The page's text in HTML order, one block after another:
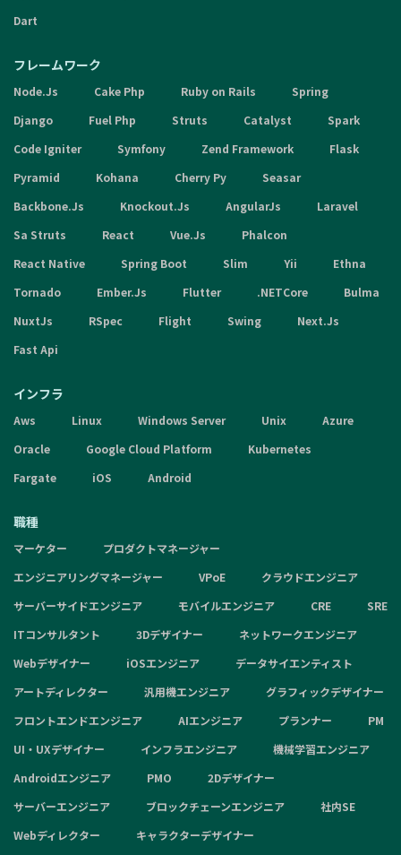
Dart
フレームワーク
Node.Js Cake Php Ruby on Rails
Spring
Django
Fuel Php Struts Catalyst
Spark
Code Igniter
Symfony Zend Framework
Flask
Pyramid
Kohana Cherry Py
Seasar
Backbone.Js
Knockout.Js AngularJs
Laravel
Sa Struts
React Vue.Js
Phalcon
React Native
Spring Boot Slim Yii
Ethna
Tornado
Ember.Js Flutter .NETCore
Bulma
NuxtJs
RSpec Flight Swing
Next.Js
Fast Api
インフラ
Aws Linux Windows Server Unix
Azure
Oracle
Google Cloud Platform
Kubernetes
Fargate
iOS Android
職種
マーケター
プロダクトマネージャー
エンジニアリングマネージャー
VPoE
クラウドエンジニア
サーバーサイドエンジニア
モバイルエンジニア CRE
SRE
ITコンサルタント
3Dデザイナー
ネットワークエンジニア
Webデザイナー
iOSエンジニア
データサイエンティスト
アートディレクター
汎用機エンジニア
グラフィックデザイナー
フロントエンドエンジニア
AIエンジニア プランナー
PM
UI・UXデザイナー
インフラエンジニア
機械学習エンジニア
Androidエンジニア
PMO
2Dデザイナー
サーバーエンジニア
ブロックチェーンエンジニア
社内SE
Webディレクター
キャラクターデザイナー